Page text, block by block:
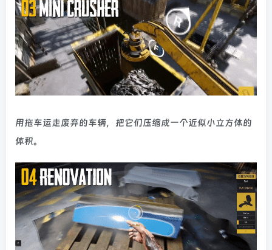
用拖车运走废弃的车辆，把它们压缩成一个近似小立方体的
体积。